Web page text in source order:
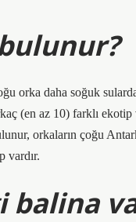
orka daha soğuk
(en az 10) farklı ekotip
orkaların çoğu
vardır.
balina